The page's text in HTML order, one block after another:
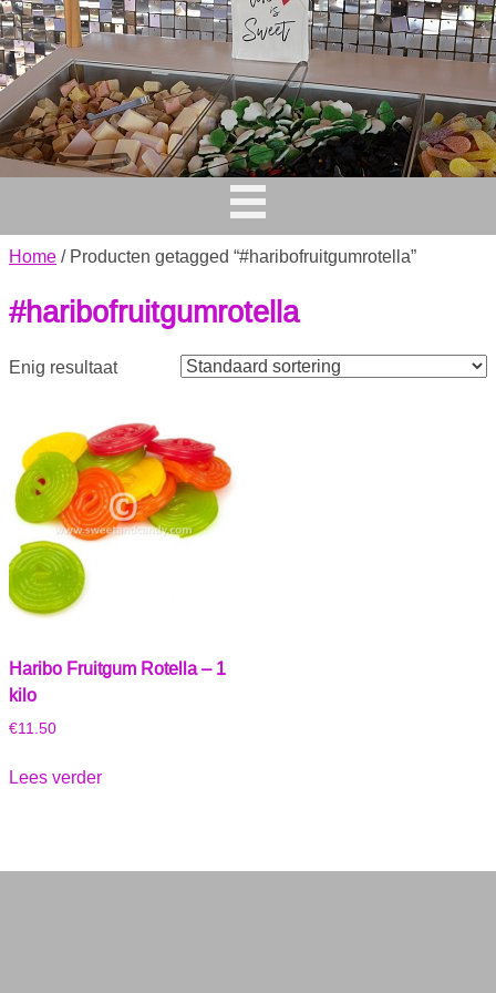
Home / Producten getagged “#haribofruitgumrotella”
#haribofruitgumrotella
Enig resultaat
Haribo Fruitgum Rotella – 1
kilo
€11.50
Lees verder